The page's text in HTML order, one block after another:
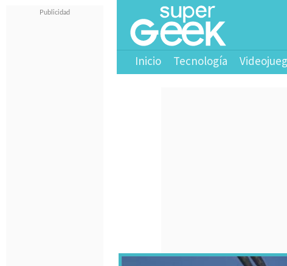
Inicio Tecnología